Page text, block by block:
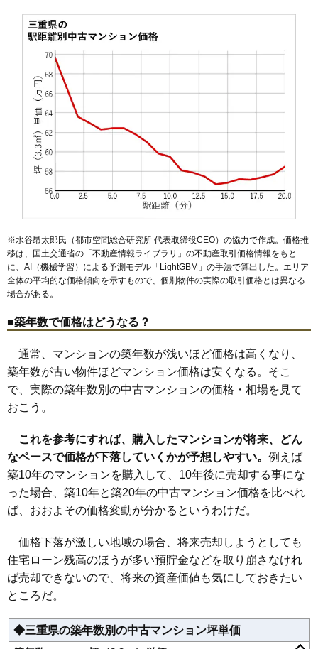
相場 2,480万円～2,680万円
(28.8万円/㎡~31.2万円/㎡)
無料一括査定をする
サンマンションアトレ川越グランディール
住所 三重県三重郡川越町大字高松
交通 川越富洲原駅（7分）
2,320万円～2,520万円
(27.0万円/㎡~29.3万円/㎡)
無料一括査定をする
サンマンションアトレ旭が丘1番館
住所
交通 白子駅（1分）、玉垣駅（15分）
相場
(20.5万円/㎡~22.8万円/㎡)
マンションナビで
無料一括査定をする
フォレスト阿古曽
住所 三重県鈴鹿市阿古曽町
交通 平田町駅（9分）
相場 2,190万円～2,390万円
マンションナビで
無料一括査定をする
サンマンションアトレ旭が丘3番館
住所 三重県鈴鹿市東旭が丘2丁目
交通 玉垣駅（14分）
※水谷昂太郎氏（都市空間総合研究所 代表取締役CEO）の協力で作成。価格推
移は、国土交通省の「不動産情報ライブラリ 」の不動産取引価格情報をもと
に、AI（機械学習）による予測モデル「LightGBM」の手法で算出した。エリア
全体の平均的な価格傾向を示すもので、個別物件の実際の取引価格とは異なる
場合がある。
■築年数で価格はどうなる？
通常、マンションの築年数が浅いほど価格は高くなり、
築年数が古い物件ほどマンション価格は安くなる。そこ
で、実際の築年数別の中古マンションの価格・相場を見て
おこう。
これを参考にすれば、購入したマンションが将来、どん
なペースで価格が下落していくかが予想しやすい。 例えば
築10年のマンションを購入して、10年後に売却する事にな
った場合、築10年と築20年の中古マンション価格を比べれ
ば、おおよその価格変動が分かるというわけだ。
価格下落が激しい地域の場合、将来売却しようとしても
住宅ローン残高のほうが多い預貯金などを取り崩さなけれ
ば売却できないので、将来の資産価値も気にしておきたい
ところだ。
◆三重県の築年数別の中古マンション坪単価